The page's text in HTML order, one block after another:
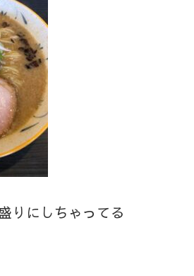
にしちゃってる